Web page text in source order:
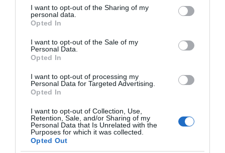
not limited to your visit or usage behaviour. You may click to
grant or deny consent to Google and its third-party tags to
use your data for below specified purposes in below Google
consent section.
I want to opt-out of the Sharing of my
personal data.
Opted In
I want to opt-out of the Sale of my
Personal Data.
Opted In
I want to opt-out of processing my
Personal Data for Targeted Advertising.
Opted In
I want to opt-out of Collection, Use,
Retention, Sale, and/or Sharing of my
Personal Data that Is Unrelated with the
Purposes for which it was collected.
Opted Out
εικόνες
07.08.2026 | 12:45
Πώς θα πληρωθούν όσοι
δουλέψουν στις 15 Αυγούστου
07.08.2026 | 12:30
Τροχαίο με αυτοκίνητο μεγάλου
07.08.2026 | 12:15
Αυτές είναι οι επικίνδυνες
Όλες οι τελευταίες ειδήσεις
ΠΕΡΙΣΣΟΤΕΡΑ ΑΠΟ ΠΟΛΙΤΙΚΗ